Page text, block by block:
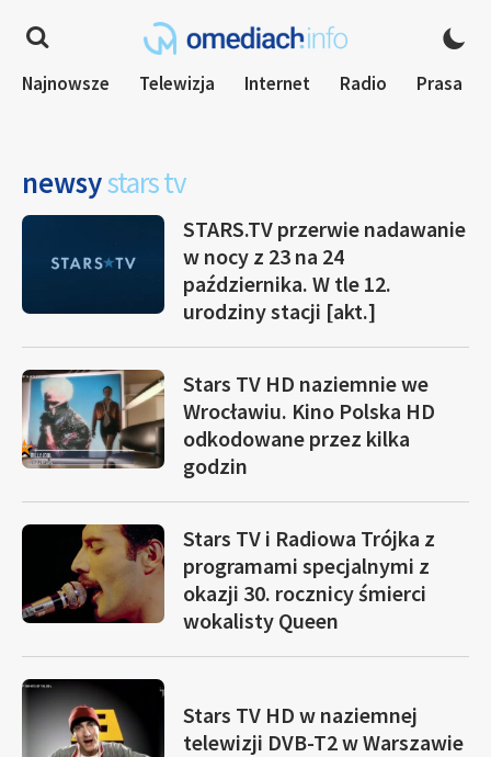
Najnowsze Telewizja Internet Radio Prasa
newsystars tv
STARS.TV przerwie nadawanie
w nocy z 23 na 24
października. W tle 12.
urodziny stacji [akt.]
Stars TV HD naziemnie we
Wrocławiu. Kino Polska HD
odkodowane przez kilka
godzin
Stars TV i Radiowa Trójka z
programami specjalnymi z
okazji 30. rocznicy śmierci
wokalisty Queen
Stars TV HD w naziemnej
telewizji DVB-T2 w Warszawie